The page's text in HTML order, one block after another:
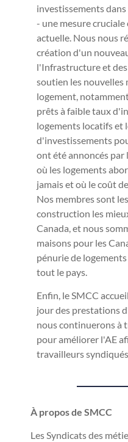
investissements
- une mesure
actuelle. Nous nous
création d'un
l'Infrastructure et
soutien les nouvelles
logement,
prêts à faible taux
logements locatifs et
d'investissements
ont été annoncés
où les logements
jamais et où le coût
Nos membres sont
construction les
Canada, et nous
maisons pour les
pénurie de
tout le pays.
Enfin, le SMCC
jour des prestations
nous continuerons à
pour améliorer l'AE
travailleurs
À propos de SMCC
Les Syndicats des